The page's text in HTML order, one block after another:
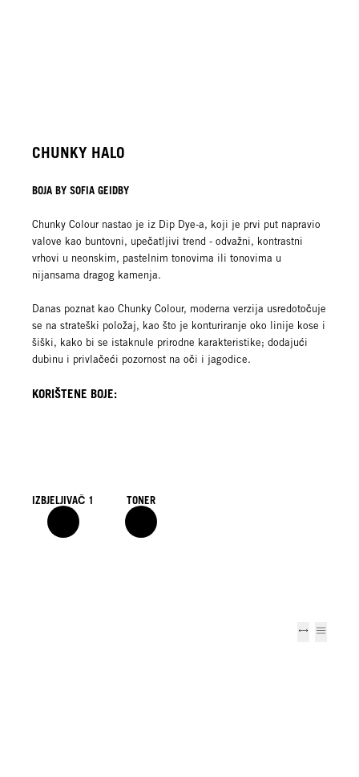
CHUNKY HALO
BOJA BY SOFIA GEIDBY
Chunky Colour nastao je iz Dip Dye-a, koji je prvi put napravio
valove kao buntovni, upečatljivi trend - odvažni, kontrastni
vrhovi u neonskim, pastelnim tonovima ili tonovima u
nijansama dragog kamenja.
Danas poznat kao Chunky Colour, moderna verzija usredotočuje
se na strateški položaj, kao što je konturiranje oko linije kose i
šiški, kako bi se istaknule prirodne karakteristike; dodajući
dubinu i privlačeći pozornost na oči i jagodice.
KORIŠTENE BOJE:
IZBJELJIVAČ 1
TONER